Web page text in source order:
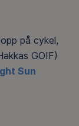
på cykel,
GOIF)
Sun